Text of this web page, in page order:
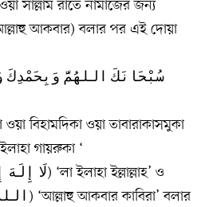
সাল্লাম রাতে নামাজের জন্য
আকবার) বলার পর এই দোয়া
سُبْحَانَكَ اللهُمَّ وَبِحَمْدِكَ
বিহামদিকা ওয়া তাবারাকাসমুকা
গায়রুকা ‘